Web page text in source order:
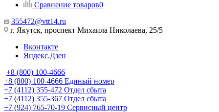
Сравнение товаров0
355472@vtt14.ru
г. Якутск, проспект Михаила Николаева, 25/5
Вконтакте
Яндекс.Дзен
+8 (800) 100-4666
+8 (800) 100-4666 Единый номер
+7 (4112) 355-472 Отдел сбыта
+7 (4112) 355-367 Отдел сбыта
+7 (924) 765-70-19 Сервисный центр